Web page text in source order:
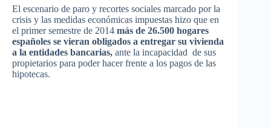
El escenario de paro y recortes sociales marcado porla
crisis y las medidas económicas impuestas hizo que en
el primersemestre de 2014 más de 26.500 hogares
españoles se vieran obligados a entregar su vivienda
a la entidades bancarias, ante la incapacidad de sus
propietarios para poder hacer frente a los pagos de las
hipotecas.